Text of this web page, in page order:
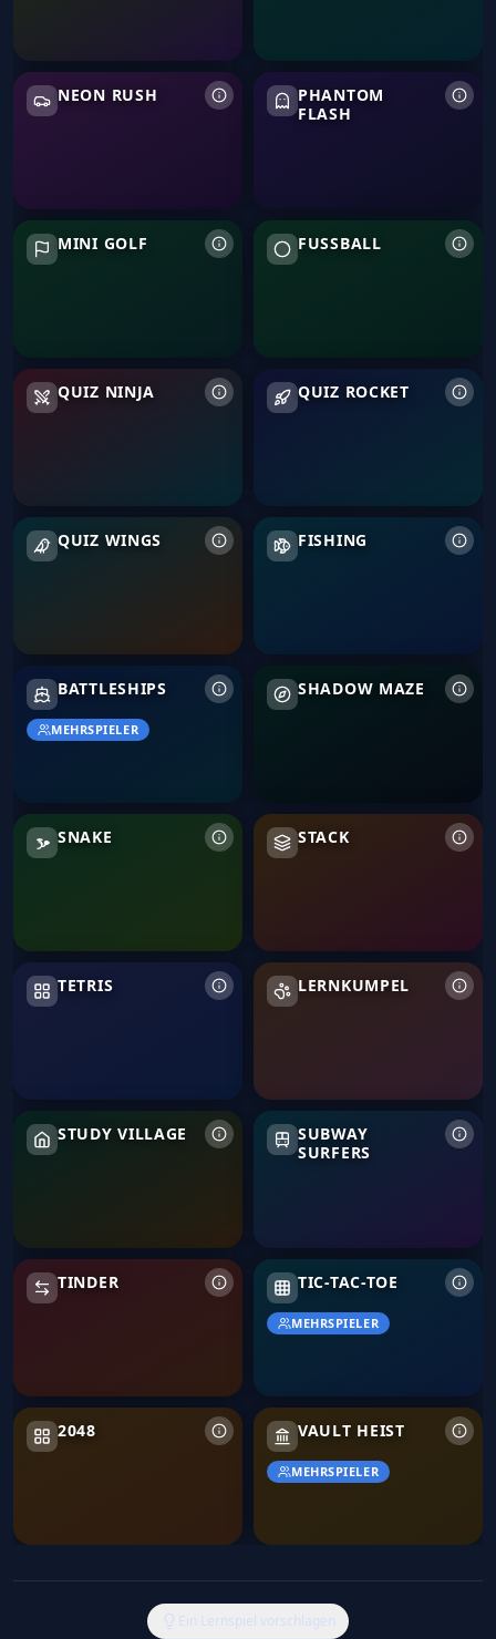
NEON RUSH
Neon Rush
PHANTOM
FLASH
Phantom Flash
MINI GOLF
Mini Golf FUSSBALL
Fußball
QUIZ NINJA
Quiz Ninja QUIZ ROCKET
Quiz Rocket
QUIZ WINGS
Quiz Wings FISHING
Fishing
BATTLESHIPS
MEHRSPIELER
Battleships SHADOW MAZE
Shadow Maze
SNAKE
Snake STACK
Stack
TETRIS
Tetris LERNKUMPEL
STUDY VILLAGE
Study Village
SUBWAY
SURFERS
Subway Surfers
TINDER
Tinder TIC-TAC-TOE
MEHRSPIELER
2048
2048 VAULT HEIST
MEHRSPIELER
Vault Heist
Ein Lernspiel vorschlagen